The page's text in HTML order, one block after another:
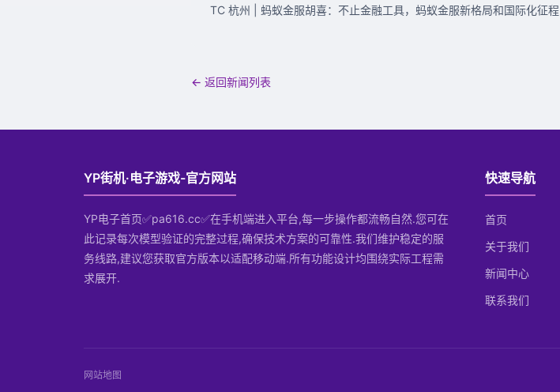
TC 杭州 | 蚂蚁金服胡喜：不止金融工具，蚂蚁金服新格局和国际化征程
← 返回新闻列表
YP街机·电子游戏-官方网站
YP电子首页✅pa616.cc✅在手机端进入平台,每一步操作都流畅自然.您可在
此记录每次模型验证的完整过程,确保技术方案的可靠性.我们维护稳定的服
务线路,建议您获取官方版本以适配移动端.所有功能设计均围绕实际工程需
求展开.
快速导航
首页
关于我们
新闻中心
联系我们
网站地图